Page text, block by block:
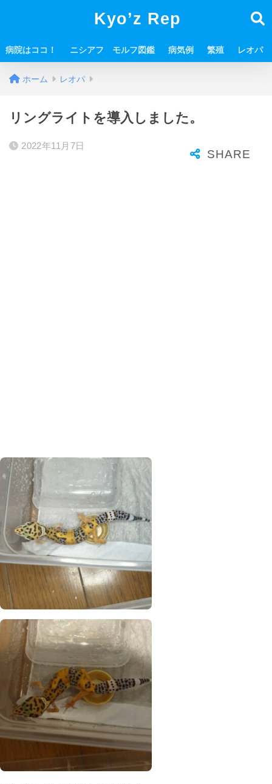
Kyo’z Rep
病院はココ！ ニシアフ モルフ図鑑 病気例 繁殖 レオパ
ホーム レオパ
リングライトを導入しました。
2022年11月7日